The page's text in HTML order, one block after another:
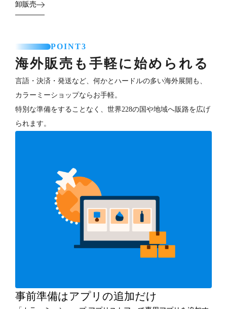
卸販売
POINT3
海外販売も手軽に始められる
言語・決済・発送など、何かとハードルの多い海外展開も、
カラーミーショップならお手軽。
特別な準備をすることなく、世界228の国や地域へ販路を広げ
られます。
事前準備はアプリの追加だけ